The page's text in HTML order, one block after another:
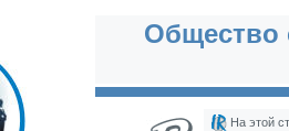
Общество
На этой